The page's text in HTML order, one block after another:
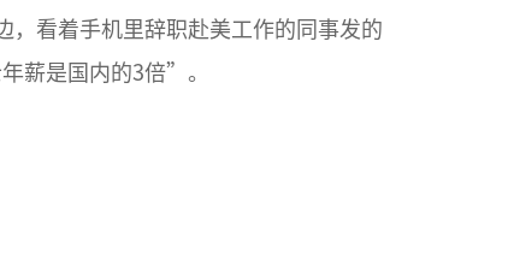
看着手机里辞职赴美工作的同事发的
薪是国内的3倍”。